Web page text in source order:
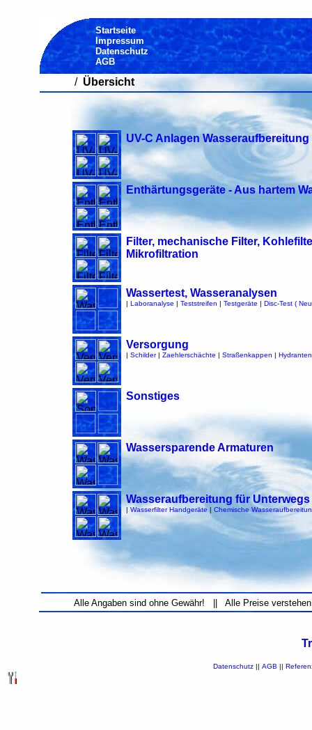
Startseite
Impressum
Datenschutz
AGB
/ Übersicht
UV-C Anlagen
Enthärtungsgeräte - Aus hartem
Filter, mechanische Filter,
Mikrofiltration
Wassertest, Wasseranalysen
| Laboranalyse | Teststreifen | Testgeräte | Disc-Test (
Versorgung
| Schilder| Zaehlerschächte | Straßenkappen | Hydranten
Sonstiges
Wassersparende Armaturen
Wasseraufbereitung für Unterwegs
| Wasserfilter Handgeräte| Chemische
Alle Angaben sind ohne Gewähr! || Alle Preise
Datenschutz|| AGB ||